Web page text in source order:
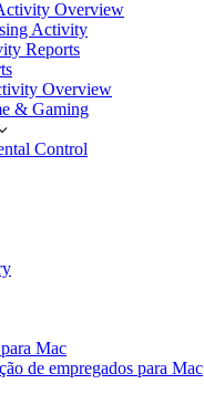
Overview
Activity
Reports
Overview
& Gaming
Control
Mac
de empregados para Mac